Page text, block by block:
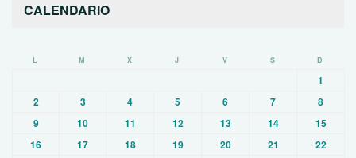
CALENDARIO
L M X J V S D
1
2
3 4 5 6 7
8
9
10 11 12 13 14
15
16
17 18 19 20 21
22